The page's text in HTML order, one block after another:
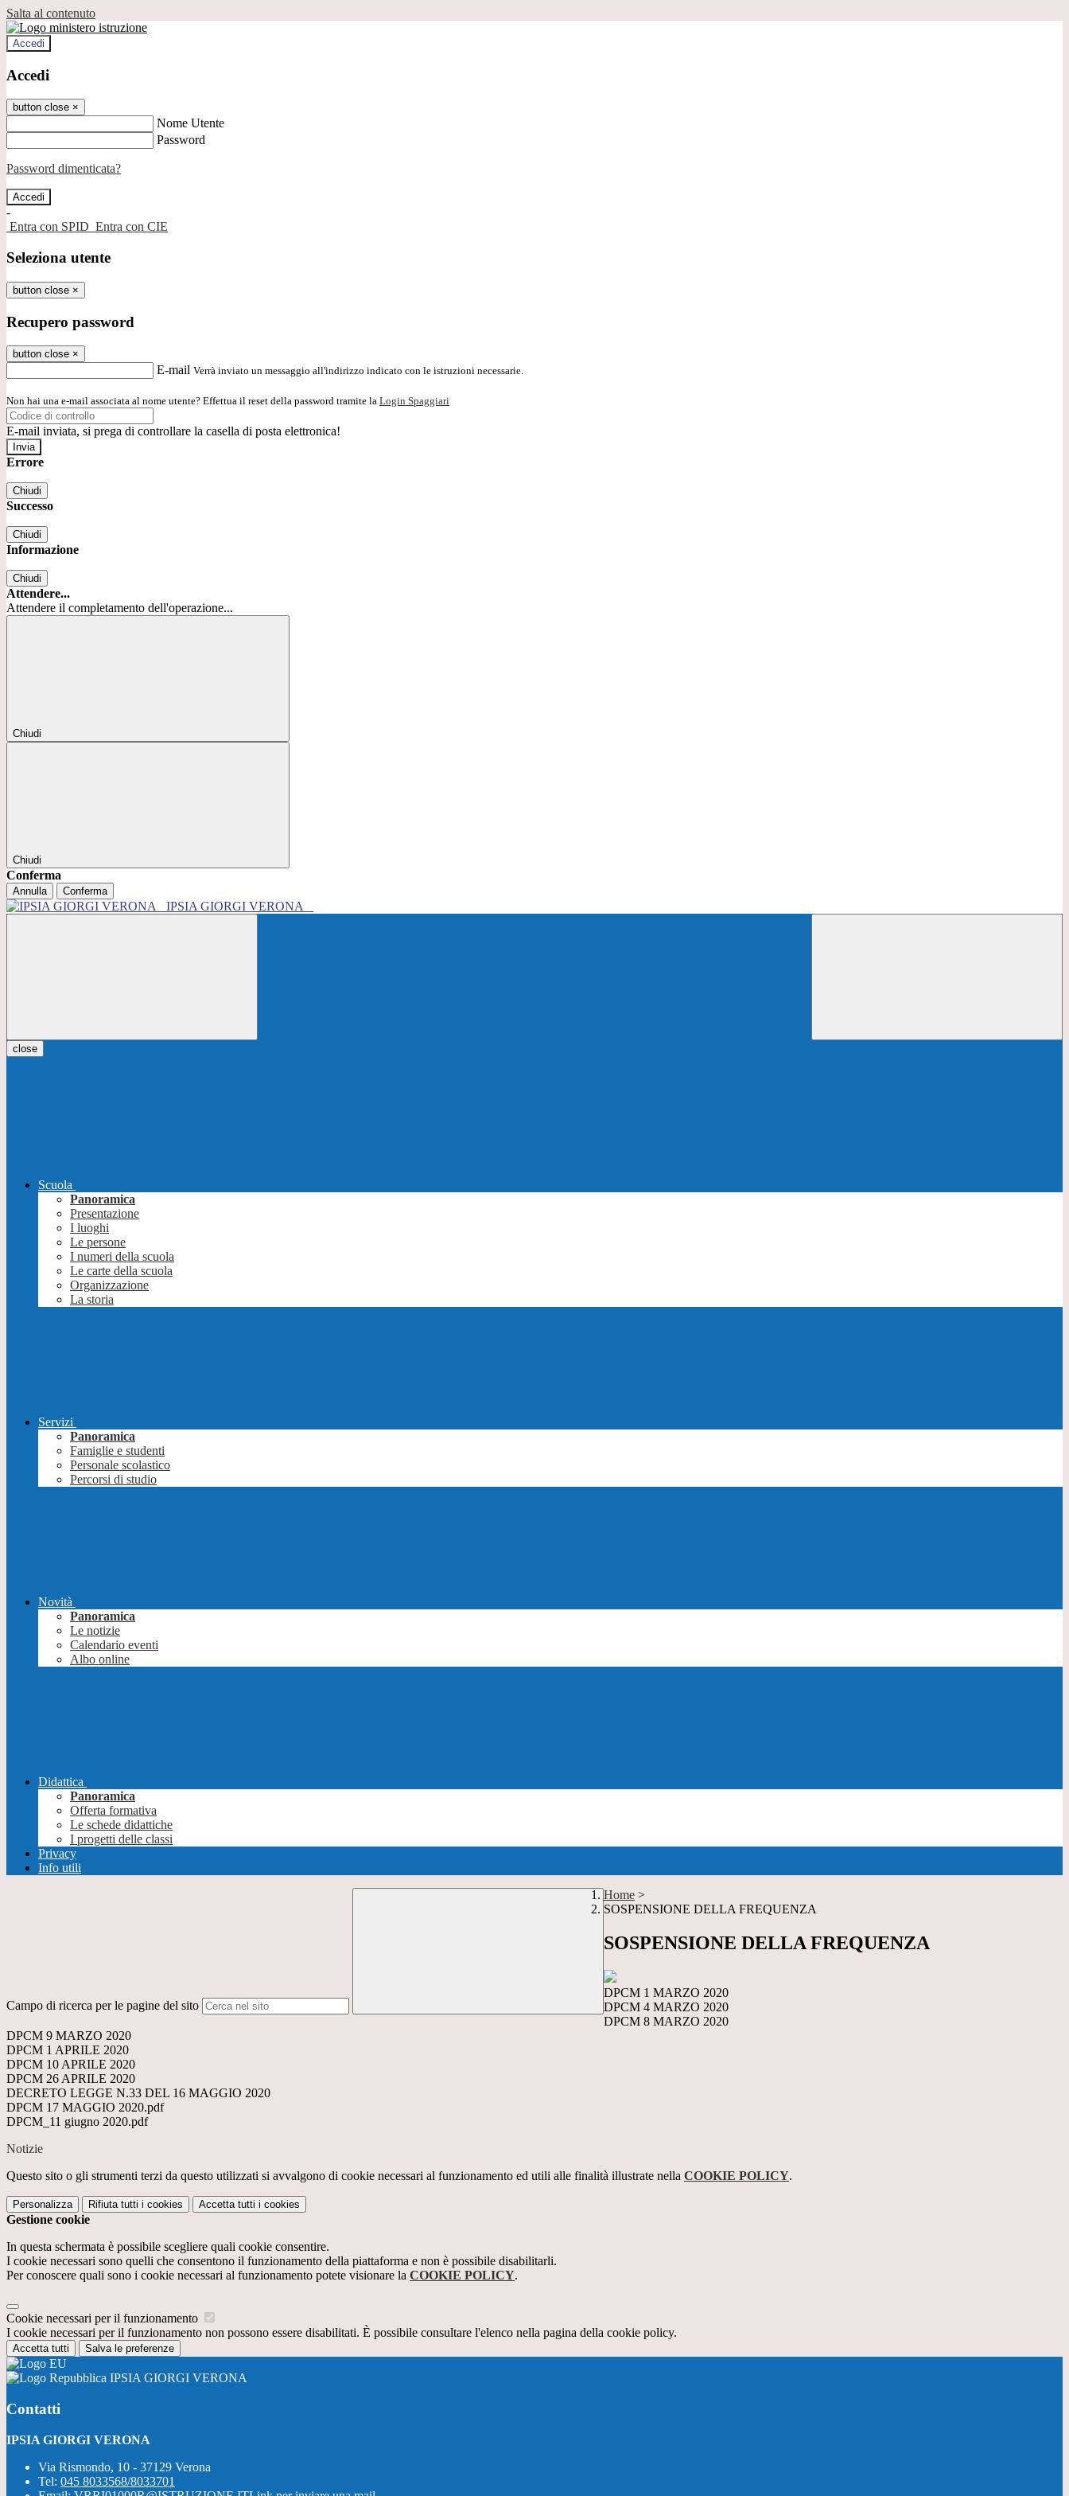
Salta al contenuto
Accedi
Accedi
button close ×
Nome Utente
Password
Password dimenticata?
-
Entra con SPID Entra con CIE
Seleziona utente
button close ×
Recupero password
button close ×
E-mail Verrà inviato un messaggio all'indirizzo indicato con le istruzioni necessarie.
Non hai una e-mail associata al nome utente? Effettua il reset della password tramite la Login Spaggiari
E-mail inviata, si prega di controllare la casella di posta elettronica!
Errore
Chiudi
Successo
Chiudi
Informazione
Chiudi
Attendere...
Attendere il completamento dell'operazione...
Chiudi
Chiudi
Conferma
Annulla Conferma
IPSIA GIORGI VERONA
close
Scuola
Panoramica
Presentazione
I luoghi
Le persone
I numeri della scuola
Le carte della scuola
Organizzazione
La storia
Servizi
Panoramica
Famiglie e studenti
Personale scolastico
Percorsi di studio
Novità
Panoramica
Le notizie
Calendario eventi
Albo online
Didattica
Panoramica
Offerta formativa
Le schede didattiche
I progetti delle classi
Privacy
Info utili
Campo di ricerca per le pagine del sito
Home >
SOSPENSIONE DELLA FREQUENZA
SOSPENSIONE DELLA FREQUENZA
DPCM 1 MARZO 2020
DPCM 4 MARZO 2020
DPCM 8 MARZO 2020
DPCM 9 MARZO 2020
DPCM 1 APRILE 2020
DPCM 10 APRILE 2020
DPCM 26 APRILE 2020
DECRETO LEGGE N.33 DEL 16 MAGGIO 2020
DPCM 17 MAGGIO 2020.pdf
DPCM_11 giugno 2020.pdf
Notizie
Questo sito o gli strumenti terzi da questo utilizzati si avvalgono di cookie necessari al funzionamento ed utili alle finalità illustrate nella COOKIE POLICY.
Personalizza Rifiuta tutti i cookies Accetta tutti i cookies
Gestione cookie
In questa schermata è possibile scegliere quali cookie consentire.
I cookie necessari sono quelli che consentono il funzionamento della piattaforma e non è possibile disabilitarli.
Per conoscere quali sono i cookie necessari al funzionamento potete visionare la COOKIE POLICY.
Cookie necessari per il funzionamento
I cookie necessari per il funzionamento non possono essere disabilitati. È possibile consultare l'elenco nella pagina della cookie policy.
Accetta tutti Salva le preferenze
IPSIA GIORGI VERONA
Contatti
IPSIA GIORGI VERONA
Via Rismondo, 10 - 37129 Verona
Tel: 045 8033568/8033701